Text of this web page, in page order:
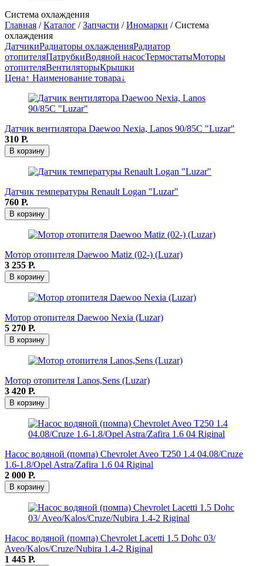
Система охлаждения
Главная /Каталог /Запчасти /Иномарки /Система
охлаждения
ДатчикиРадиаторы охлажденияРадиатор
отопителяПатрубкиВодяной насосТермостатыМоторы
отопителяВентиляторыКрышки
Цена↑ Наименование товара↓
Датчик вентилятора Daewoo Nexia, Lanos 90/85С "Luzar"
310 Р.
В корзину
Датчик температуры Renault Logan "Luzar"
760 Р.
В корзину
Мотор отопителя Daewoo Matiz (02-) (Luzar)
3 255 Р.
В корзину
Мотор отопителя Daewoo Nexia (Luzar)
5 270 Р.
В корзину
Мотор отопителя Lanos,Sens (Luzar)
3 420 Р.
В корзину
Насос водяной (помпа) Chevrolet Aveo T250 1.4 04.08/Cruze
1.6-1.8/Opel Astra/Zafira 1.6 04 Riginal
2 000 Р.
В корзину
Насос водяной (помпа) Chevrolet Lacetti 1.5 Dohc 03/
Aveo/Kalos/Cruze/Nubira 1.4-2 Riginal
1 445 Р.